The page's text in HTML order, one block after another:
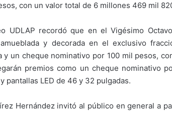
con un valor total de 6 millones 469 mil
UDLAP recordó que en el Vigésimo
y decorada en el exclusivo
y un cheque nominativo por 100 mil pesos,
premios como un cheque nominativo
pantallas LED de 46 y 32 pulgadas.
Hernández invitó al público en general a